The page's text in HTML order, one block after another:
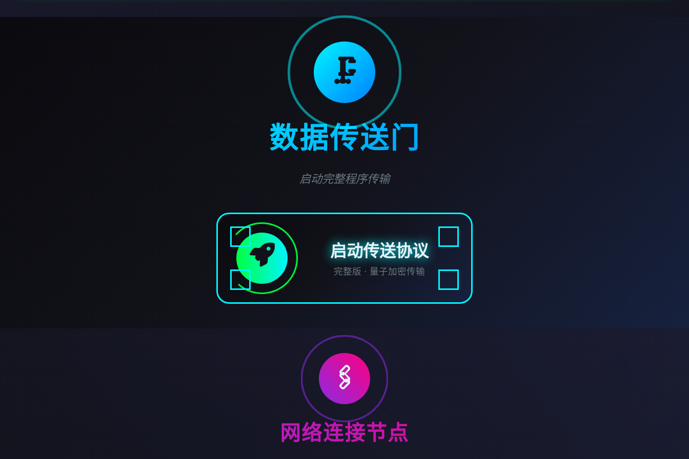
🗜️
数据传送门
启动完整程序传输
启动传送协议
完整版 · 量子加密传输
🖇️
网络连接节点